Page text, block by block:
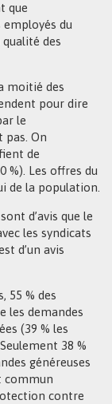
que
du
des
moitié des
pour dire
le
pas. On
de
%). Les offres du
de la population.
d’avis que le
les syndicats
d’un avis
55 % des
les demandes
(39 % les
38 %
généreuses
commun
contre